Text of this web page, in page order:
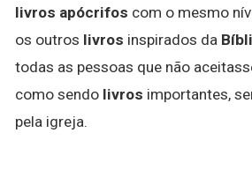
livros apócrifos com o mesmo
os outros livros inspirados da
todas as pessoas que não
como sendo livros importantes,
pela igreja.